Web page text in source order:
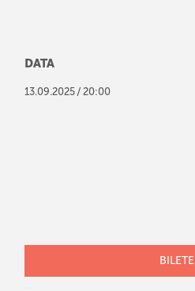
DATA
13.09.2025 / 20:00
BILETE